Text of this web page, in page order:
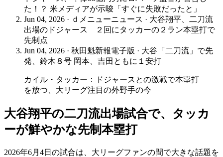
た！？ 米メディアが示唆「すぐに失敗だったと」
Jun 04, 2026 · ｄメニューニュース · 大谷翔平、二刀流
出場のドジャース ２回にタッカーの２ラン本塁打で
先制点
Jun 04, 2026 · 秋田魁新報電子版 · 大谷「二刀流」で先
発、鈴木８号 岡本、吉田ともに１安打
カイル・タッカー：ドジャースとの激戦で本塁打
を放つ、大リーグ注目の外野手の今
大谷翔平の二刀流出場試合で、タッカ
ーが鮮やかな先制本塁打
2026年6月4日の試合は、大リーグファンの間で大きな話題を